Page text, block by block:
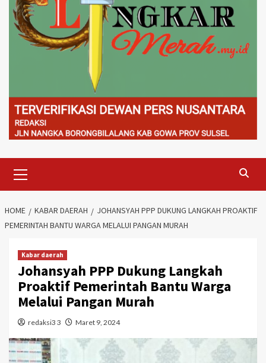
Menu
HOME KABAR DAERAH
JOHANSYAH PPP DUKUNG LANGKAH PROAKTIF
PEMERINTAH BANTU WARGA MELALUI PANGAN MURAH
Kabar daerah
Johansyah PPP Dukung Langkah
Proaktif Pemerintah Bantu Warga
Melalui Pangan Murah
redaksi3 3 Maret 9, 2024